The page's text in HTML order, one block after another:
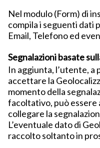
Nel modulo (Form) di
compila i seguenti dati
Email, Telefono ed
Segnalazioni basate
In aggiunta, l’utente,
accettare la
momento della
facoltativo, può
collegare la
L’eventuale dato di
raccolto soltanto in